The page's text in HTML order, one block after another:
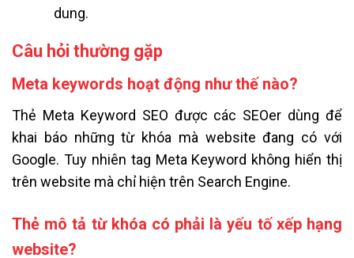
dung.
Câu hỏi thường gặp
Meta keywords hoạt động như thế nào?
Thẻ Meta Keyword SEO được các SEOer dùng để
khai báo những từ khóa mà website đang có với
Google. Tuy nhiên tag Meta Keyword không hiển thị
trên website mà chỉ hiện trên Search Engine.
Thẻ mô tả từ khóa có phải là yếu tố xếp hạng
website?